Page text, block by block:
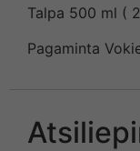
Talpa 500 ml (
Pagaminta